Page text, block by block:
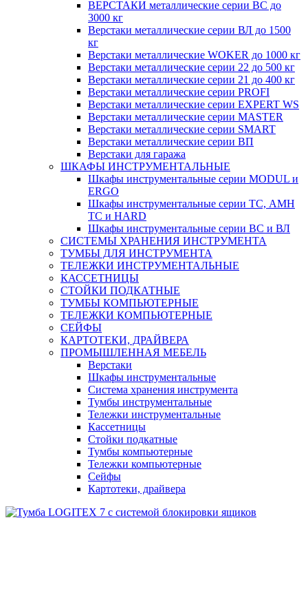
ВЕРСТАКИ металлические серии ВС до
3000 кг
Верстаки металлические серии ВЛ до 1500
кг
Верстаки металлические WOKER до 1000 кг
Верстаки металлические серии 22 до 500 кг
Верстаки металлические серии 21 до 400 кг
Верстаки металлические серии PROFI
Верстаки металлические серии EXPERT WS
Верстаки металлические серии MASTER
Верстаки металлические серии SMART
Верстаки металлические серии ВП
Верстаки для гаража
ШКАФЫ ИНСТРУМЕНТАЛЬНЫЕ
Шкафы инструментальные серии MODUL и
ERGO
Шкафы инструментальные серии ТС, АМН
ТС и HARD
Шкафы инструментальные серии ВС и ВЛ
СИСТЕМЫ ХРАНЕНИЯ ИНСТРУМЕНТА
ТУМБЫ ДЛЯ ИНСТРУМЕНТА
ТЕЛЕЖКИ ИНСТРУМЕНТАЛЬНЫЕ
КАССЕТНИЦЫ
СТОЙКИ ПОДКАТНЫЕ
ТУМБЫ КОМПЬЮТЕРНЫЕ
ТЕЛЕЖКИ КОМПЬЮТЕРНЫЕ
СЕЙФЫ
КАРТОТЕКИ, ДРАЙВЕРА
ПРОМЫШЛЕННАЯ МЕБЕЛЬ
Верстаки
Шкафы инструментальные
Система хранения инструмента
Тумбы инструментальные
Тележки инструментальные
Кассетницы
Стойки подкатные
Тумбы компьютерные
Тележки компьютерные
Сейфы
Картотеки, драйвера